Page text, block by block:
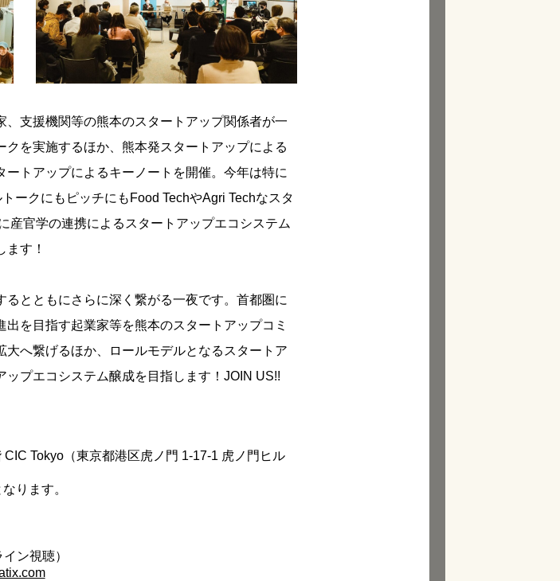
支援機関等の熊本のスタートアップ関係者が一
を実施するほか、熊本発スタートアップによる
トアップによるキーノートを開催。今年は特に
ークにもピッチにもFood TechやAgri Techなスタ
産官学の連携によるスタートアップエコシステム
す！
とともにさらに深く繋がる一夜です。首都圏に
を目指す起業家等を熊本のスタートアップコミ
大へ繋げるほか、ロールモデルとなるスタートア
プエコシステム醸成を目指します！JOIN US!!
Tokyo（東京都港区虎ノ門 1-17-1 虎ノ門ヒル
ります。
ン視聴）